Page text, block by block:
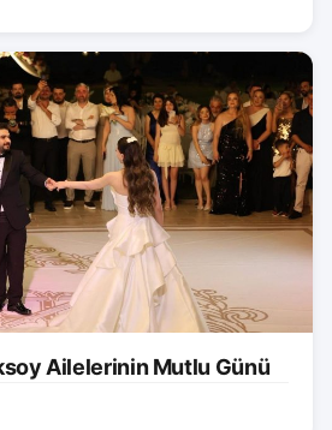
Ailelerinin Mutlu Günü